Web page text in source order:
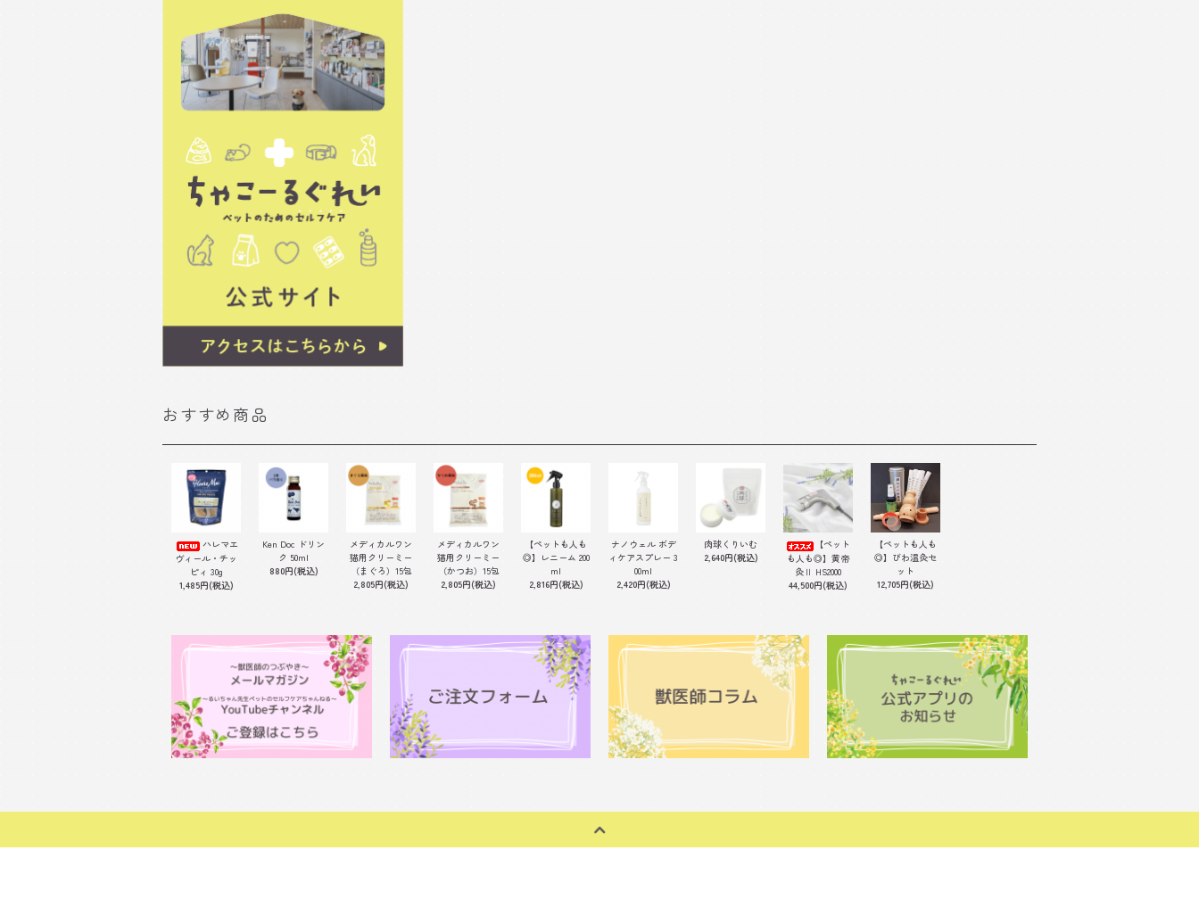
おすすめ商品
ハレマエ
ヴィール・チッ
ピィ 30g
1,485円(税込)
Ken Doc ドリン
ク 50ml
880円(税込)
メディカルワン
猫用クリーミー
（まぐろ）15包
2,805円(税込)
メディカルワン
猫用クリーミー
（かつお）15包
2,805円(税込)
【ペットも人も
◎】レニーム 200
ml
2,816円(税込)
ナノウェル ボデ
ィケアスプレー 3
00ml
2,420円(税込)
肉球くりいむ
2,640円(税込)
【ペット
も人も◎】黄帝
灸Ⅱ HS2000
44,500円(税込)
【ペットも人も
◎】びわ温灸セ
ット
12,705円(税込)